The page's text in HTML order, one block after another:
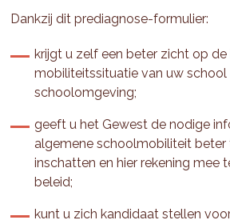
Dankzij dit prediagnose-formulier:
krijgt u zelf een beter zicht op de
mobiliteitssituatie van uw school
schoolomgeving;
geeft u het Gewest de nodige
algemene schoolmobiliteit beter
inschatten en hier rekening mee
beleid;
kunt u zich kandidaat stellen